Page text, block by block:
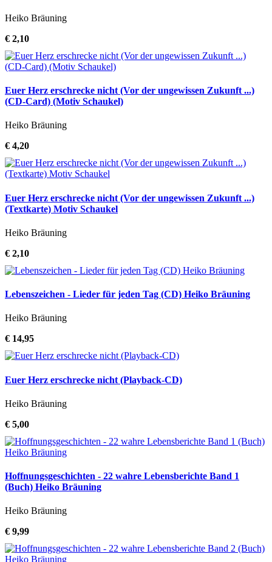
Heiko Bräuning
€ 2,10
Euer Herz erschrecke nicht (Vor der ungewissen Zukunft ...)
(CD-Card) (Motiv Schaukel)
Heiko Bräuning
€ 4,20
Euer Herz erschrecke nicht (Vor der ungewissen Zukunft ...)
(Textkarte) Motiv Schaukel
Heiko Bräuning
€ 2,10
Lebenszeichen - Lieder für jeden Tag (CD) Heiko Bräuning
Heiko Bräuning
€ 14,95
Euer Herz erschrecke nicht (Playback-CD)
Heiko Bräuning
€ 5,00
Hoffnungsgeschichten - 22 wahre Lebensberichte Band 1
(Buch) Heiko Bräuning
Heiko Bräuning
€ 9,99